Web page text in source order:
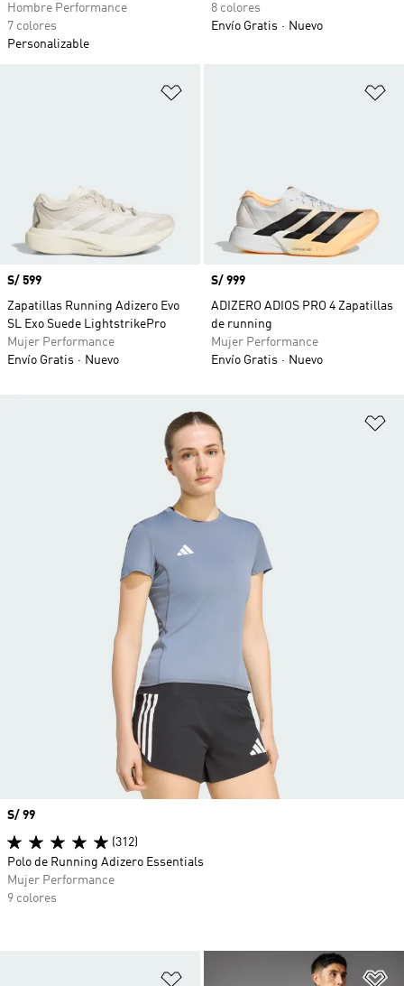
Hombre Performance
7 colores
Personalizable
8 colores
Envío Gratis
Nuevo
Precio
S/ 599
Zapatillas Running Adizero Evo
SL Exo Suede LightstrikePro
Mujer Performance
Envío Gratis
Nuevo
Precio
S/ 999
ADIZERO ADIOS PRO 4 Zapatillas
de running
Mujer Performance
Envío Gratis
Nuevo
Añadir a la lista de deseos
Precio
S/ 99
(312)
Polo de Running Adizero Essentials
Mujer Performance
9 colores